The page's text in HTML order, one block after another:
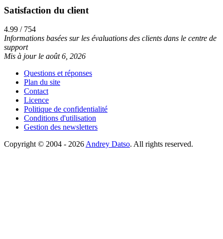
Satisfaction du client
4.99 / 754
Informations basées sur les évaluations des clients dans le centre de
support
Mis à jour le août 6, 2026
Questions et réponses
Plan du site
Contact
Licence
Politique de confidentialité
Conditions d'utilisation
Gestion des newsletters
Copyright © 2004 - 2026Andrey Datso. All rights reserved.